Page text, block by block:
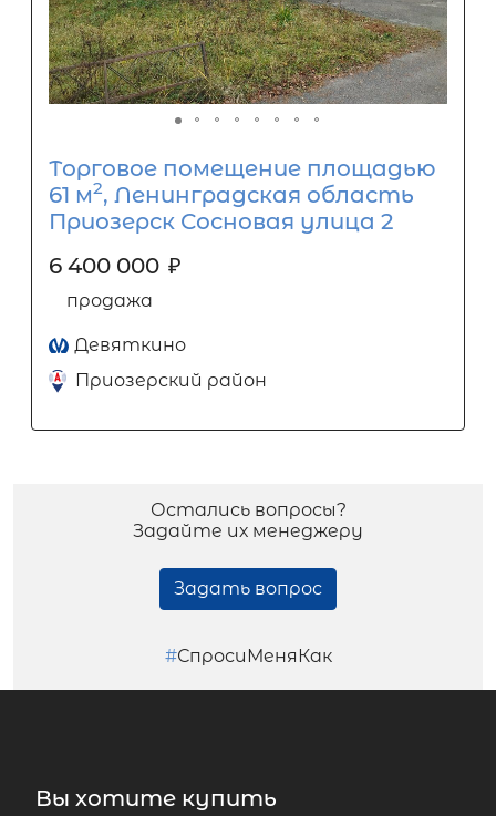
Торговое помещение площадью
61 м2, Ленинградская область
Приозерск Сосновая улица 2
6 400 000 ₽
продажа
Девяткино
Приозерский район
Остались вопросы?
Задайте их менеджеру
Задать вопрос
#СпросиМеняКак
Вы хотите купить